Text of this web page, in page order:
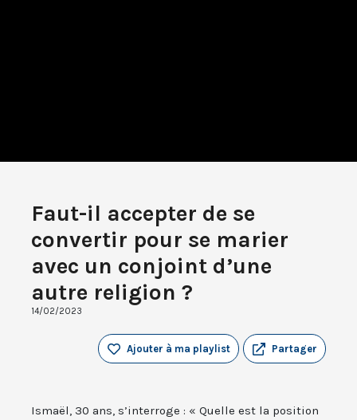
Faut-il accepter de se
convertir pour se marier
avec un conjoint d’une
autre religion ?
14/02/2023
Partager
Ajouter à ma playlist
Ismaël, 30 ans, s’interroge : « Quelle est la position